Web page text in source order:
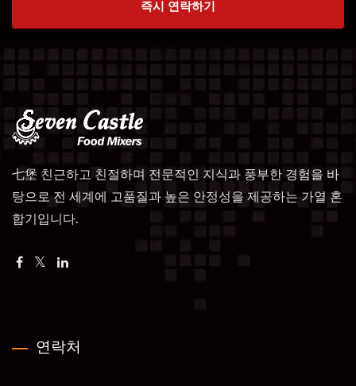
즉시 연락하기
七堡 친근하고 친절하며 전문적인 지식과 풍부한 경험을 바
탕으로 전 세계에 고품질과 높은 안정성을 제공하는 가열 혼
합기입니다.
연락처